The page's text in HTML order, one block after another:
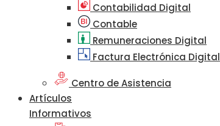
Contabilidad Digital
Contable
Remuneraciones Digital
Factura Electrónica Digital
Centro de Asistencia
Artículos
Informativos